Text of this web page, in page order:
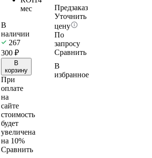
мес
В
наличии
267
300₽
В
корзину
При
оплате
на
сайте
стоимость
будет
увеличена
на 10%
Сравнить
Предзаказ
Уточнить
цену
По
запросу
Сравнить
В
избранное